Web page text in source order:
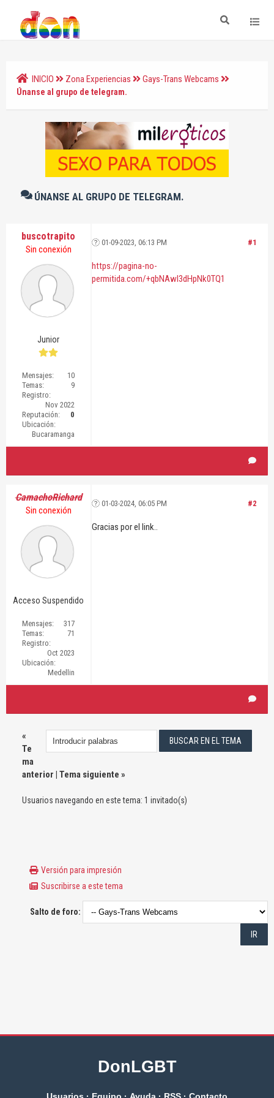
INICIO Zona Experiencias Gays-Trans Webcams
Únanse al grupo de telegram.
ÚNANSE AL GRUPO DE TELEGRAM.
buscotrapito
Sin conexión
Junior
Mensajes:
10
Temas:
9
Registro:
Nov 2022
Reputación:
0
Ubicación:
Bucaramanga
#1
01-09-2023, 06:13 PM
https://pagina-no-
permitida.com/+qbNAwI3dHpNk0TQ1
CamachoRichard
Sin conexión
Acceso Suspendido
Mensajes:
317
Temas:
71
Registro:
Oct 2023
Ubicación:
Medellin
#2
01-03-2024, 06:05 PM
Gracias por el link..
«
Te
ma
anterior | Tema siguiente »
Usuarios navegando en este tema: 1 invitado(s)
Versión para impresión
Suscribirse a este tema
Salto de foro:
DonLGBT